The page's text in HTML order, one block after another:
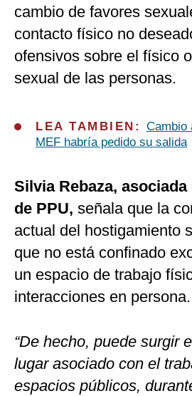
cambio de favores
contacto físico no
ofensivos sobre el físico
sexual de las personas.
LEA TAMBIEN: Cambio
MEF habría pedido su salida
Silvia Rebaza,
de PPU, señala que la
actual del hostigamiento
que no está confinado
un espacio de trabajo
interacciones en persona.
“De hecho, puede surgir
lugar asociado con el
espacios públicos,